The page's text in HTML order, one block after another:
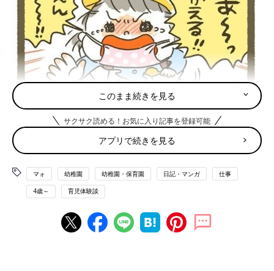
このまま続きを見る
サクサク読める！お気に入り記事を登録可能
アプリで続きを見る
マォ 幼稚園 幼稚園・保育園 日記・マンガ 仕事
4歳～ 育児体験談